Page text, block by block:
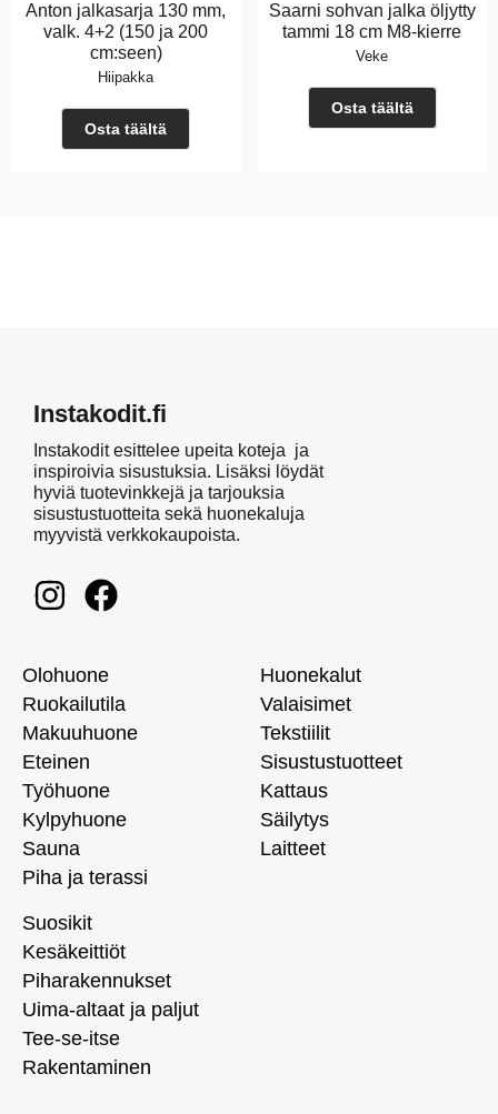
Anton jalkasarja 130 mm,
valk. 4+2 (150 ja 200
cm:seen)
Hiipakka
Osta täältä
Saarni sohvan jalka öljytty
tammi 18 cm M8-kierre
Veke
Osta täältä
Instakodit.fi
Instakodit esittelee upeita koteja ja
inspiroivia sisustuksia. Lisäksi löydät
hyviä tuotevinkkejä ja tarjouksia
sisustustuotteita sekä huonekaluja
myyvistä verkkokaupoista.
Olohuone
Ruokailutila
Makuuhuone
Eteinen
Työhuone
Kylpyhuone
Sauna
Piha ja terassi
Huonekalut
Valaisimet
Tekstiilit
Sisustustuotteet
Kattaus
Säilytys
Laitteet
Suosikit
Kesäkeittiöt
Piharakennukset
Uima-altaat ja paljut
Tee-se-itse
Rakentaminen